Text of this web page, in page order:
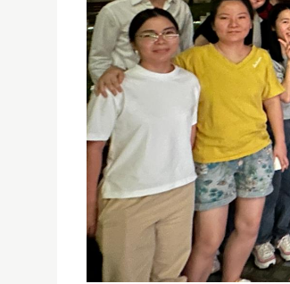
科學及環境研究所碩士生論文導向活
22/05/2024
環境科學與管理碩士課程主任
業的校友們分享他們在論文準